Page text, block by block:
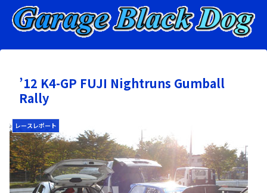
’12 K4-GP FUJI Nightruns Gumball
Rally
レースレポート